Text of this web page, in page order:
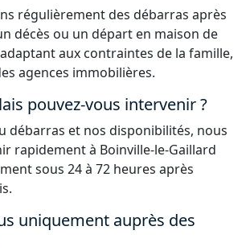
régulièrement des débarras après
décès ou un départ en maison de
aux contraintes de la famille,
agences immobilières.
pouvez-vous intervenir ?
débarras et nos disponibilités, nous
rapidement à Boinville-le-Gaillard
sous 24 à 72 heures après
uniquement auprès des